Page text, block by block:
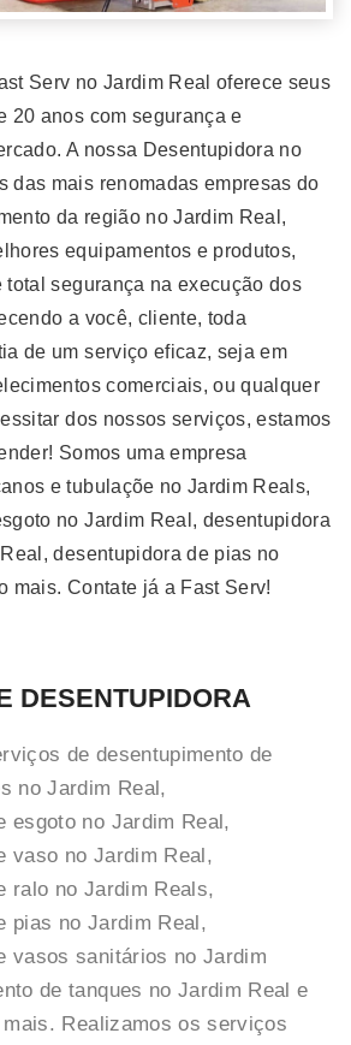
Serv no Jardim Real oferece seus
20 anos com segurança e
A nossa Desentupidora no
das mais renomadas empresas do
da região no Jardim Real,
equipamentos e produtos,
total segurança na execução dos
a você, cliente, toda
de um serviço eficaz, seja em
comerciais, ou qualquer
dos nossos serviços, estamos
Somos uma empresa
e tubulaçõe no Jardim Reals,
no Jardim Real, desentupidora
desentupidora de pias no
mais. Contate já a Fast Serv!
DESENTUPIDORA
de desentupimento de
no Jardim Real,
esgoto no Jardim Real,
vaso no Jardim Real,
ralo no Jardim Reals,
pias no Jardim Real,
vasos sanitários no Jardim
de tanques no Jardim Real e
Realizamos os serviços